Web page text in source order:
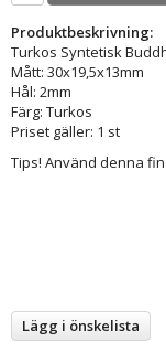
Produktbeskrivning:
Turkos Syntetisk
Mått: 30x19,5x13mm
Hål: 2mm
Färg: Turkos
Priset gäller: 1 st
Tips! Använd denna
Lägg i önskelista